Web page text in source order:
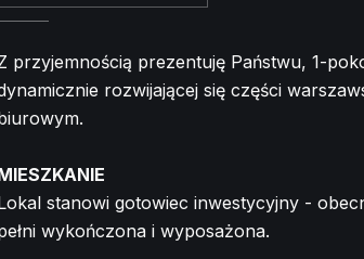
przyjemnością prezentuję Państwu, 1-
rozwijającej się części
stanowi gotowiec inwestycyjny -
wykończona i wyposażona.